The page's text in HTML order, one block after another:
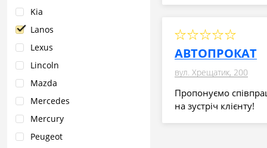
Kia
Lanos
Lexus
Lincoln
Mazda
Mercedes
Mercury
Peugeot
АВТОПРОКАТ
вул. Хрещатик, 200
Пропонуємо
на зустріч клієнту!